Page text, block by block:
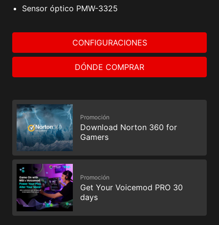
Sensor óptico PMW-3325
CONFIGURACIONES
DÓNDE COMPRAR
Promoción
Download Norton 360 for
Gamers
Promoción
Get Your Voicemod PRO 30
days